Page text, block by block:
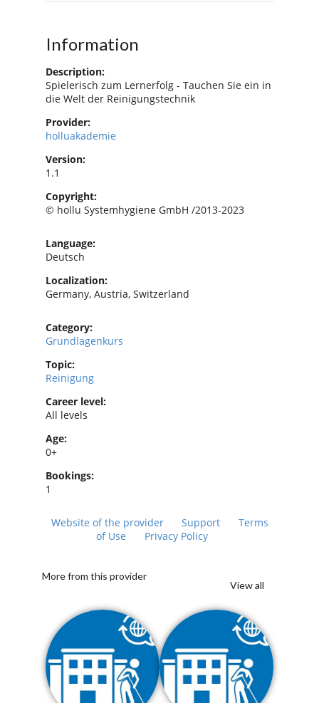
Information
Description:
Spielerisch zum Lernerfolg - Tauchen Sie ein in
die Welt der Reinigungstechnik
Provider:
holluakademie
Version:
1.1
Copyright:
© hollu Systemhygiene GmbH /2013-2023
Language:
Deutsch
Localization:
Germany, Austria, Switzerland
Category:
Grundlagenkurs
Topic:
Reinigung
Career level:
All levels
Age:
0+
Bookings:
1
Website of the provider Support
Terms
of Use
Privacy Policy
More from this provider
View all